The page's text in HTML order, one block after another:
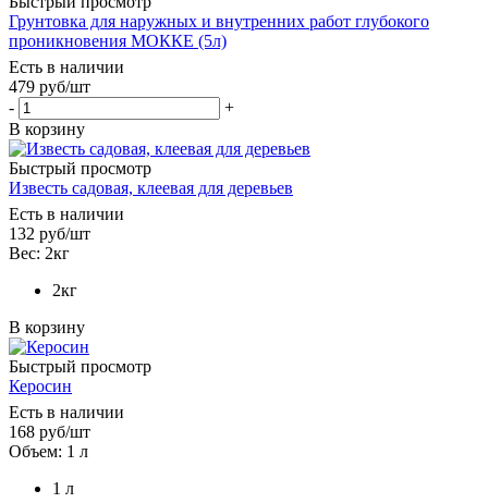
Грунтовка для наружных и внутренних работ глубокого
проникновения МОККЕ (5л)
Есть в наличии
479 руб/шт
-
+
В корзину
Быстрый просмотр
Известь садовая, клеевая для деревьев
Есть в наличии
132 руб/шт
Вес: 2кг
2кг
В корзину
Быстрый просмотр
Керосин
Есть в наличии
168 руб/шт
Объем: 1 л
1 л